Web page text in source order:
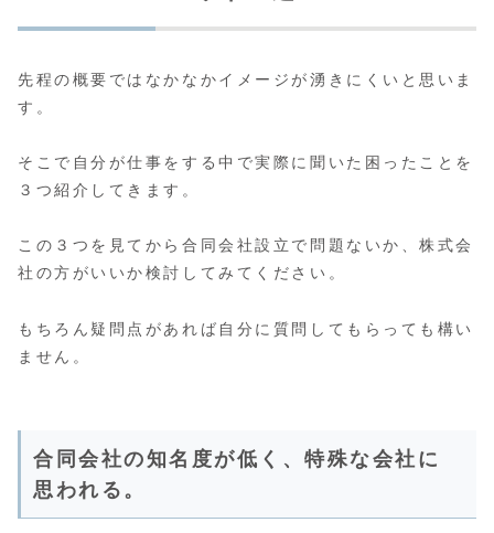
先程の概要ではなかなかイメージが湧きにくいと思いま
す。
そこで自分が仕事をする中で実際に聞いた困ったことを
３つ紹介してきます。
この３つを見てから合同会社設立で問題ないか、株式会
社の方がいいか検討してみてください。
もちろん疑問点があれば自分に質問してもらっても構い
ません。
合同会社の知名度が低く、特殊な会社に
思われる。